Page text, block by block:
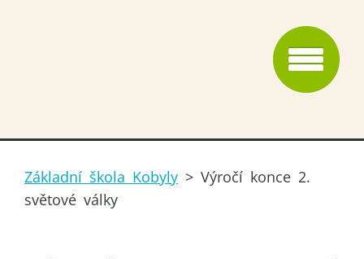
Základní škola Kobyly > Výročí konce 2.
světové války